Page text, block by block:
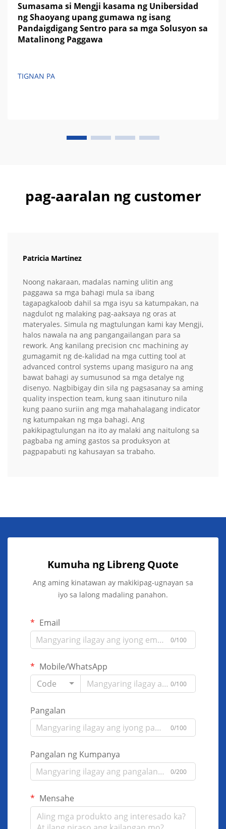
Sumasama si Mengji kasama ng Unibersidad
ng Shaoyang upang gumawa ng isang
Pandaigdigang Sentro para sa mga Solusyon sa
Matalinong Paggawa
TIGNAN PA
pag-aaralan ng customer
Patricia Martinez
Noong nakaraan, madalas naming ulitin ang
paggawa sa mga bahagi mula sa ibang
tagapagkaloob dahil sa mga isyu sa katumpakan, na
nagdulot ng malaking pag-aaksaya ng oras at
materyales. Simula ng magtulungan kami kay Mengji,
halos nawala na ang pangangailangan para sa
rework. Ang kanilang precision cnc machining ay
gumagamit ng de-kalidad na mga cutting tool at
advanced control systems upang masiguro na ang
bawat bahagi ay sumusunod sa mga detalye ng
disenyo. Nagbibigay din sila ng pagsasanay sa aming
quality inspection team, kung saan itinuturo nila
kung paano suriin ang mga mahahalagang indicator
ng katumpakan ng mga bahagi. Ang
pakikipagtulungan na ito ay malaki ang naitulong sa
pagbaba ng aming gastos sa produksyon at
pagpapabuti ng kahusayan sa trabaho.
Kumuha ng Libreng Quote
Ang aming kinatawan ay makikipag-ugnayan sa
iyo sa lalong madaling panahon.
Email
0/100
Mobile/WhatsApp
Code
0/100
Pangalan
0/100
Pangalan ng Kumpanya
0/200
Mensahe